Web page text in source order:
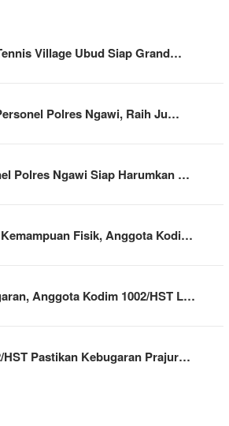
Village Ubud Siap Grand…
Polres Ngawi, Raih Ju…
Polres Ngawi Siap Harumkan …
Fisik, Anggota Kodi…
Anggota Kodim 1002/HST L…
HST Pastikan Kebugaran Prajur…